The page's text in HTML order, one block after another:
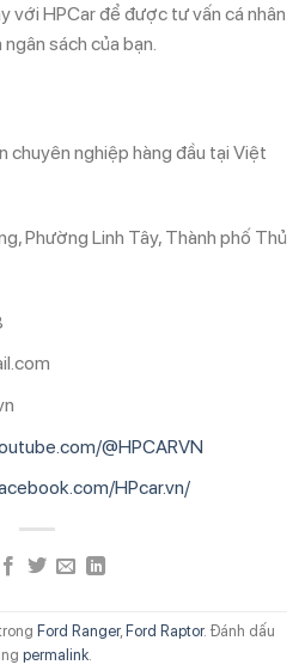
với HPCar để được tư vấn cá nhân
sách của bạn.
chuyên nghiệp hàng đầu tại Việt
Phường Linh Tây, Thành phố Thủ
@HPCARVN
HPcar.vn/
Ford Ranger, Ford Raptor. Đánh dấu
permalink.